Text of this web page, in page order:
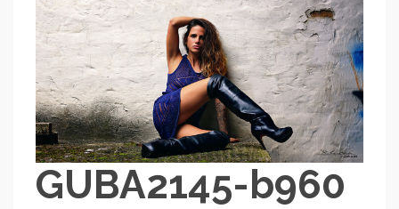
GUBA2145-b960